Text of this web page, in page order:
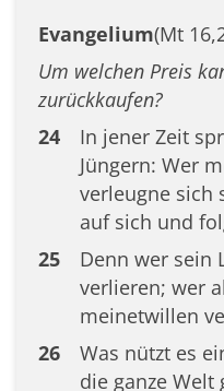
Evangelium(Mt
Um welchen Preis
zurückkaufen?
24
In jener Zeit
Jüngern: Wer
verleugne sich
auf sich und
25
Denn wer sein
verlieren; wer
meinetwillen
26
Was nützt es
die ganze